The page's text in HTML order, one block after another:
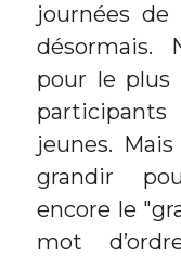
journées de
désormais.
pour le plus
jeunes.
grandir
encore le
mot